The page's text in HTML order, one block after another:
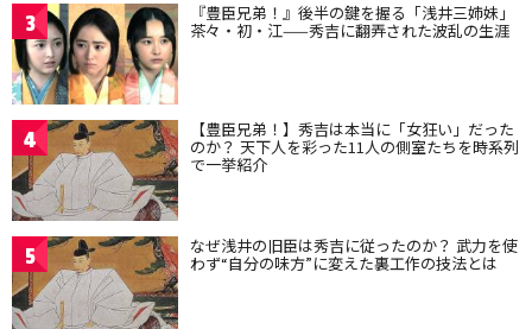
3 『豊臣兄弟！』後半の鍵を握る「浅井三姉妹」
茶々・初・江——秀吉に翻弄された波乱の生涯
4 【豊臣兄弟！】秀吉は本当に「女狂い」だった
のか？ 天下人を彩った11人の側室たちを時系列
で一挙紹介
5 なぜ浅井の旧臣は秀吉に従ったのか？ 武力を使
わず“自分の味方”に変えた裏工作の技法とは